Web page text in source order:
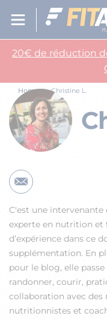
20€ de réduction
Home Christine L.
C'est une
experte en nutrition et
d’expérience dans ce
supplémentation. En
pour le blog, elle
randonner, courir,
collaboration avec des
nutritionnistes et